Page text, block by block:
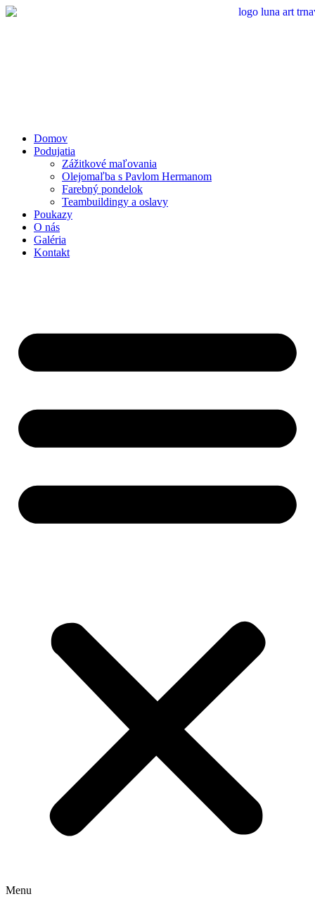
Preskočiť
Domov
Podujatia
Zážitkové maľovania
Olejomaľba s Pavlom Hermanom
Farebný pondelok
Teambuildingy a oslavy
Poukazy
O nás
Galéria
Kontakt
Menu